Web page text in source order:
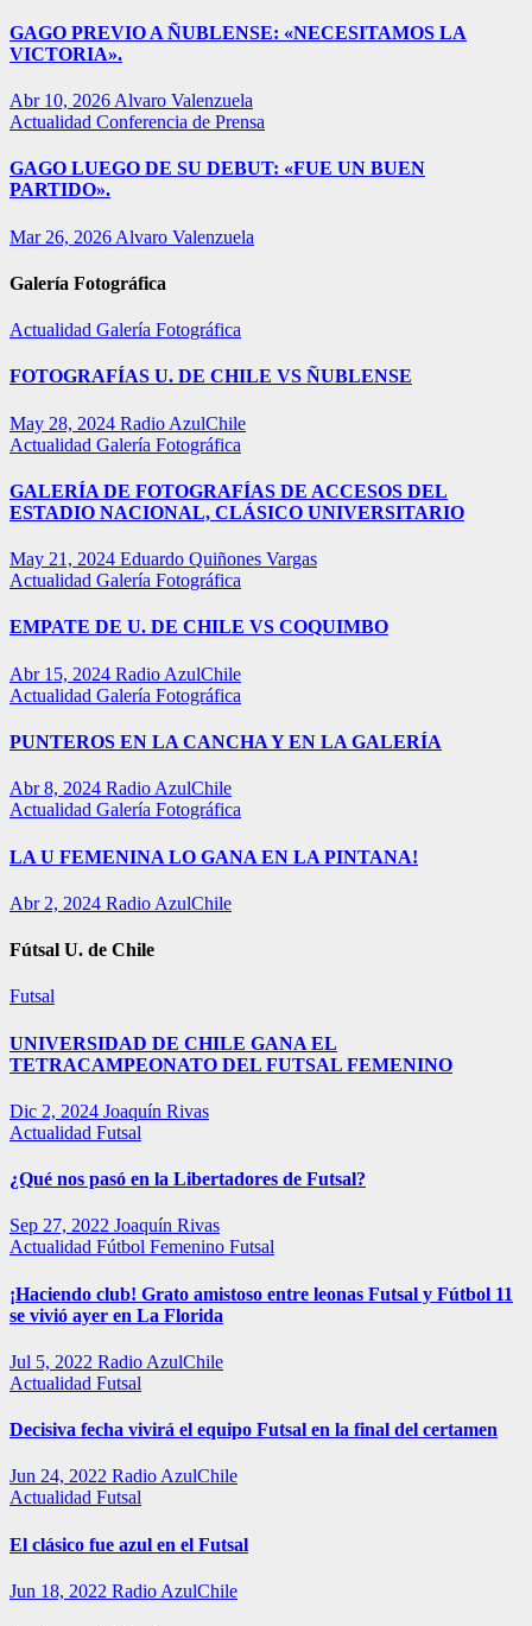
GAGO PREVIO A ÑUBLENSE: «NECESITAMOS LA
VICTORIA».
Abr 10, 2026 Alvaro Valenzuela
Actualidad Conferencia de Prensa
GAGO LUEGO DE SU DEBUT: «FUE UN BUEN
PARTIDO».
Mar 26, 2026 Alvaro Valenzuela
Galería Fotográfica
Actualidad Galería Fotográfica
FOTOGRAFÍAS U. DE CHILE VS ÑUBLENSE
May 28, 2024 Radio AzulChile
Actualidad Galería Fotográfica
GALERÍA DE FOTOGRAFÍAS DE ACCESOS DEL
ESTADIO NACIONAL, CLÁSICO UNIVERSITARIO
May 21, 2024 Eduardo Quiñones Vargas
Actualidad Galería Fotográfica
EMPATE DE U. DE CHILE VS COQUIMBO
Abr 15, 2024 Radio AzulChile
Actualidad Galería Fotográfica
PUNTEROS EN LA CANCHA Y EN LA GALERÍA
Abr 8, 2024 Radio AzulChile
Actualidad Galería Fotográfica
LA U FEMENINA LO GANA EN LA PINTANA!
Abr 2, 2024 Radio AzulChile
Fútsal U. de Chile
Futsal
UNIVERSIDAD DE CHILE GANA EL
TETRACAMPEONATO DEL FUTSAL FEMENINO
Dic 2, 2024 Joaquín Rivas
Actualidad Futsal
¿Qué nos pasó en la Libertadores de Futsal?
Sep 27, 2022 Joaquín Rivas
Actualidad Fútbol Femenino Futsal
¡Haciendo club! Grato amistoso entre leonas Futsal y Fútbol 11
se vivió ayer en La Florida
Jul 5, 2022 Radio AzulChile
Actualidad Futsal
Decisiva fecha vivirá el equipo Futsal en la final del certamen
Jun 24, 2022 Radio AzulChile
Actualidad Futsal
El clásico fue azul en el Futsal
Jun 18, 2022 Radio AzulChile